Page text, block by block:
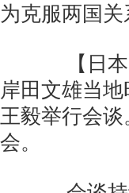
为克服两国
【日本
岸田文雄当
王毅举行会
会。